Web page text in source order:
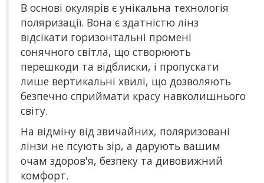
В основі окулярів є унікальна технологія
поляризації. Вона є здатністю лінз
відсікати горизонтальні промені
сонячного світла, що створюють
перешкоди та відблиски, і пропускати
лише вертикальні хвилі, що дозволяють
безпечно сприймати красу навколишнього
світу.
На відміну від звичайних, поляризовані
лінзи не псують зір, а дарують вашим
очам здоров'я, безпеку та дивовижний
комфорт.